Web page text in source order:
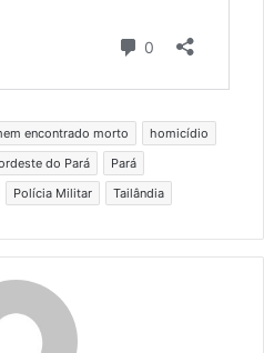
encontrado morto
homicídio
do Pará
Pará
Polícia Militar Tailândia